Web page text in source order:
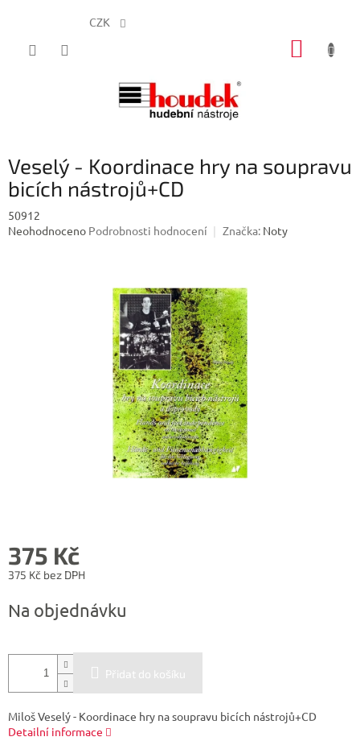
CZK
Veselý - Koordinace hry na soupravu
bicích nástrojů+CD
50912
Průměrné
Neohodnoceno Podrobnosti hodnocení Značka: Noty
375 Kč
375 Kč bez DPH
cena:
Na objednávku
Přidat do košíku
Miloš Veselý - Koordinace hry na soupravu bicích nástrojů+CD
Detailní informace